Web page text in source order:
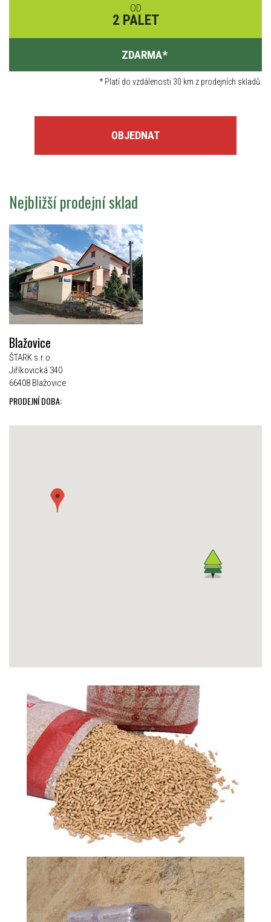
OD
2 PALET
ZDARMA*
*Platí do vzdálenosti 30 km z prodejních skladů.
OBJEDNAT
Nejbližší prodejní sklad
Blažovice
ŠTARK s.r.o.
Jiříkovická 340
66408 Blažovice
PRODEJNÍ DOBA: